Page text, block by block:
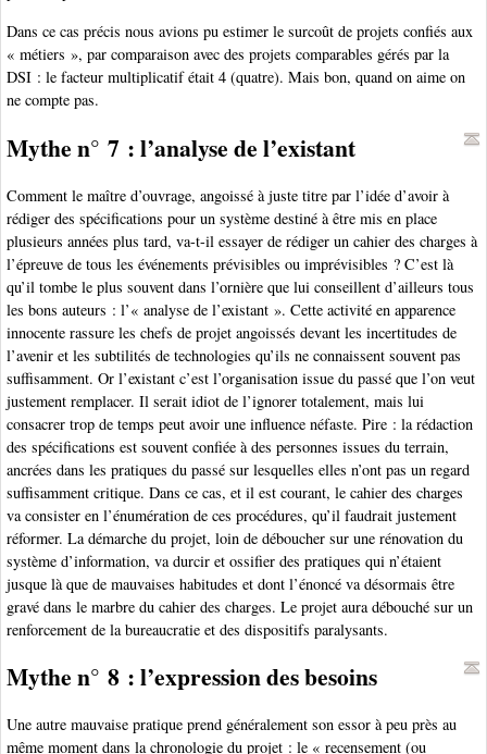
Dans ce cas précis nous avions pu estimer le surcoût de projets confiés aux
« métiers », par comparaison avec des projets comparables gérés par la
DSI : le facteur multiplicatif était 4 (quatre). Mais bon, quand on aime on
ne compte pas.
Mythe n° 7 : l’analyse de l’existant
Comment le maître d’ouvrage, angoissé à juste titre par l’idée d’avoir à
rédiger des spécifications pour un système destiné à être mis en place
plusieurs années plus tard, va-t-il essayer de rédiger un cahier des charges à
l’épreuve de tous les événements prévisibles ou imprévisibles ? C’est là
qu’il tombe le plus souvent dans l’ornière que lui conseillent d’ailleurs tous
les bons auteurs : l’« analyse de l’existant ». Cette activité en apparence
innocente rassure les chefs de projet angoissés devant les incertitudes de
l’avenir et les subtilités de technologies qu’ils ne connaissent souvent pas
suffisamment. Or l’existant c’est l’organisation issue du passé que l’on veut
justement remplacer. Il serait idiot de l’ignorer totalement, mais lui
consacrer trop de temps peut avoir une influence néfaste. Pire : la rédaction
des spécifications est souvent confiée à des personnes issues du terrain,
ancrées dans les pratiques du passé sur lesquelles elles n’ont pas un regard
suffisamment critique. Dans ce cas, et il est courant, le cahier des charges
va consister en l’énumération de ces procédures, qu’il faudrait justement
réformer. La démarche du projet, loin de déboucher sur une rénovation du
système d’information, va durcir et ossifier des pratiques qui n’étaient
jusque là que de mauvaises habitudes et dont l’énoncé va désormais être
gravé dans le marbre du cahier des charges. Le projet aura débouché sur un
renforcement de la bureaucratie et des dispositifs paralysants.
Mythe n° 8 : l’expression des besoins
Une autre mauvaise pratique prend généralement son essor à peu près au
même moment dans la chronologie du projet : le « recensement (ou